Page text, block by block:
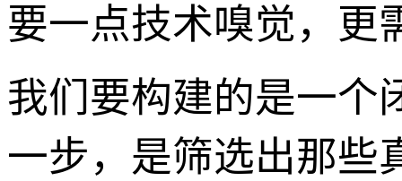
要一点技术嗅觉，更
我们要构建的是一个
一步，是筛选出那些